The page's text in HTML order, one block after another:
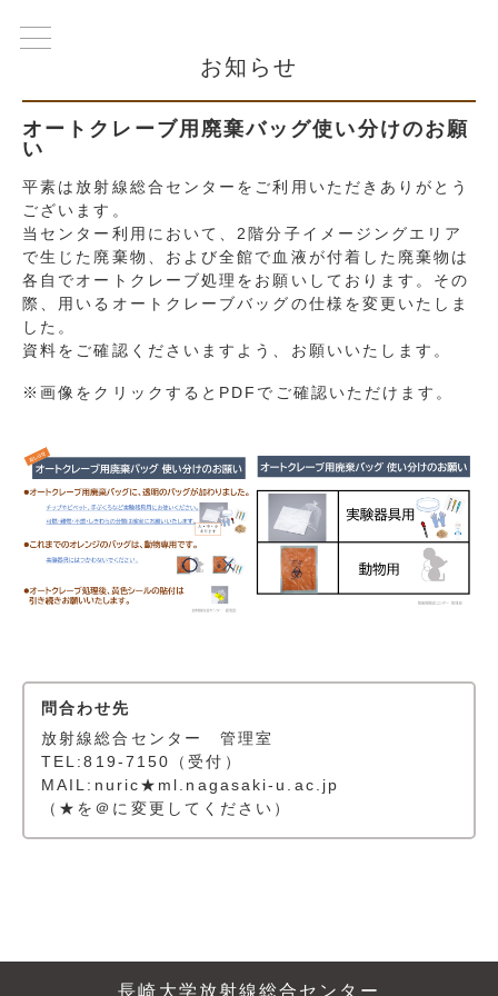
お知らせ
オートクレーブ用廃棄バッグ使い分けのお願
い
平素は放射線総合センターをご利用いただきありがとう
ございます。
当センター利用において、2階分子イメージングエリア
で生じた廃棄物、および全館で血液が付着した廃棄物は
各自でオートクレーブ処理をお願いしております。その
際、用いるオートクレーブバッグの仕様を変更いたしま
した。
資料をご確認くださいますよう、お願いいたします。
※画像をクリックするとPDFでご確認いただけます。
問合わせ先
放射線総合センター 管理室
TEL:819-7150（受付）
MAIL:nuric★ml.nagasaki-u.ac.jp
（★を＠に変更してください）
長崎大学放射線総合センター